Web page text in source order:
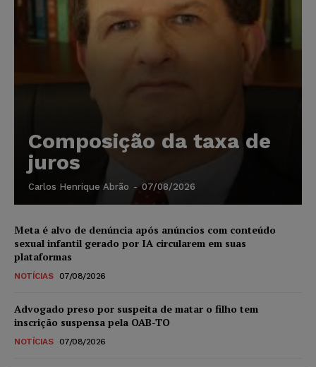
Composição da taxa de
juros
Carlos Henrique Abrão - 07/08/2026
Meta é alvo de denúncia após anúncios com conteúdo
sexual infantil gerado por IA circularem em suas
plataformas
NOTÍCIAS 07/08/2026
Advogado preso por suspeita de matar o filho tem
inscrição suspensa pela OAB-TO
NOTÍCIAS 07/08/2026